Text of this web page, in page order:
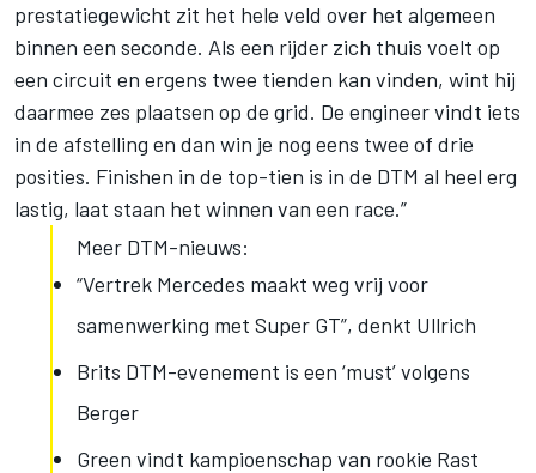
prestatiegewicht zit het hele veld over het algemeen
binnen een seconde. Als een rijder zich thuis voelt op
een circuit en ergens twee tienden kan vinden, wint hij
daarmee zes plaatsen op de grid. De engineer vindt iets
in de afstelling en dan win je nog eens twee of drie
posities. Finishen in de top-tien is in de DTM al heel erg
lastig, laat staan het winnen van een race.”
Meer DTM-nieuws:
“Vertrek Mercedes maakt weg vrij voor
samenwerking met Super GT”, denkt Ullrich
Brits DTM-evenement is een ‘must’ volgens
Berger
Green vindt kampioenschap van rookie Rast